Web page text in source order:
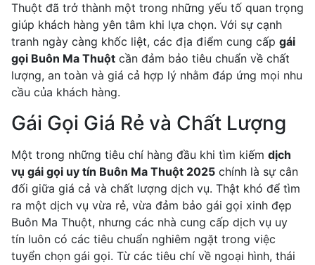
Thuột đã trở thành một trong những yếu tố quan trọng
giúp khách hàng yên tâm khi lựa chọn. Với sự cạnh
tranh ngày càng khốc liệt, các địa điểm cung cấp gái
gọi Buôn Ma Thuột cần đảm bảo tiêu chuẩn về chất
lượng, an toàn và giá cả hợp lý nhằm đáp ứng mọi nhu
cầu của khách hàng.
Gái Gọi Giá Rẻ và Chất Lượng
Một trong những tiêu chí hàng đầu khi tìm kiếm dịch
vụ gái gọi uy tín Buôn Ma Thuột 2025 chính là sự cân
đối giữa giá cả và chất lượng dịch vụ. Thật khó để tìm
ra một dịch vụ vừa rẻ, vừa đảm bảo gái gọi xinh đẹp
Buôn Ma Thuột, nhưng các nhà cung cấp dịch vụ uy
tín luôn có các tiêu chuẩn nghiêm ngặt trong việc
tuyển chọn gái gọi. Từ các tiêu chí về ngoại hình, thái